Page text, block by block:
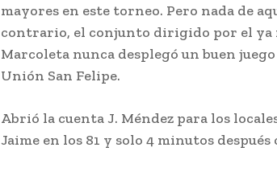
mayores en este torneo. Pero nada de
contrario, el conjunto dirigido por el ya
Marcoleta nunca desplegó un buen
Unión San Felipe.
Abrió la cuenta J. Méndez para los
Jaime en los 81 y solo 4 minutos